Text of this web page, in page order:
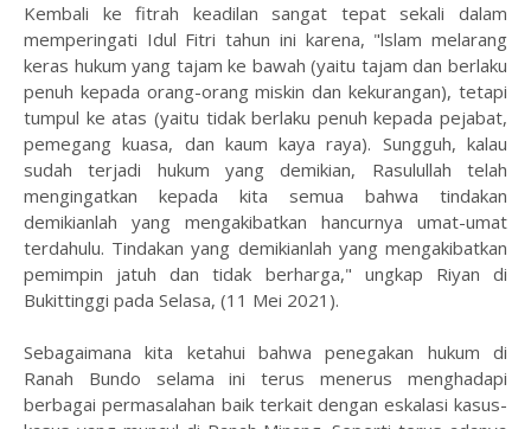
Kembali ke fitrah keadilan sangat tepat sekali dalam
memperingati Idul Fitri tahun ini karena, "lslam melarang
keras hukum yang tajam ke bawah (yaitu tajam dan berlaku
penuh kepada orang-orang miskin dan kekurangan), tetapi
tumpul ke atas (yaitu tidak berlaku penuh kepada pejabat,
pemegang kuasa, dan kaum kaya raya). Sungguh, kalau
sudah terjadi hukum yang demikian, Rasulullah telah
mengingatkan kepada kita semua bahwa tindakan
demikianlah yang mengakibatkan hancurnya umat-umat
terdahulu. Tindakan yang demikianlah yang mengakibatkan
pemimpin jatuh dan tidak berharga," ungkap Riyan di
Bukittinggi pada Selasa, (11 Mei 2021).
Sebagaimana kita ketahui bahwa penegakan hukum di
Ranah Bundo selama ini terus menerus menghadapi
berbagai permasalahan baik terkait dengan eskalasi kasus-